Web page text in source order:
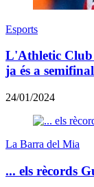
Esports
L'Athletic Club
ja és a
24/01/2024
La Barra del Mia
... els rècords